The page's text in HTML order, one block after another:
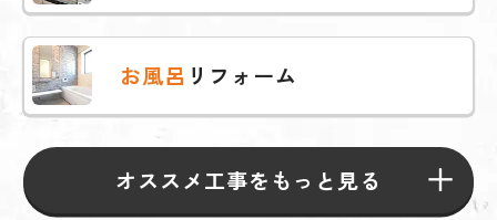
お風呂 リフォーム
オススメ工事をもっと見る